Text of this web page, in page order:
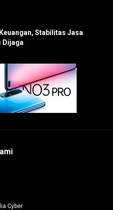
Stabilitas Jasa
Dijaga
Cyber